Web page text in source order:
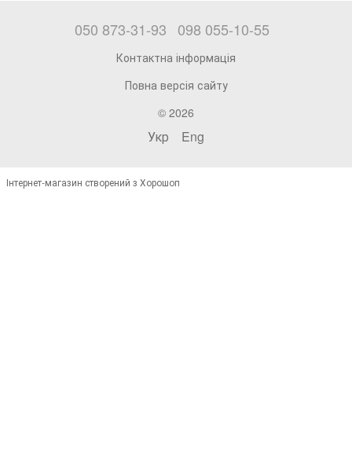
050 873-31-93 098 055-10-55
Контактна інформація
Повна версія сайту
© 2026
Укр Eng
Інтернет-магазин створений з Хорошоп